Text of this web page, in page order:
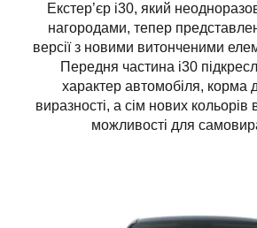
Екстер’єр i30, який
нагородами, тепер
версії з новими витонченими
Передня частина i30
характер автомобіля, корма
виразності, а сім нових кольорів
можливості для